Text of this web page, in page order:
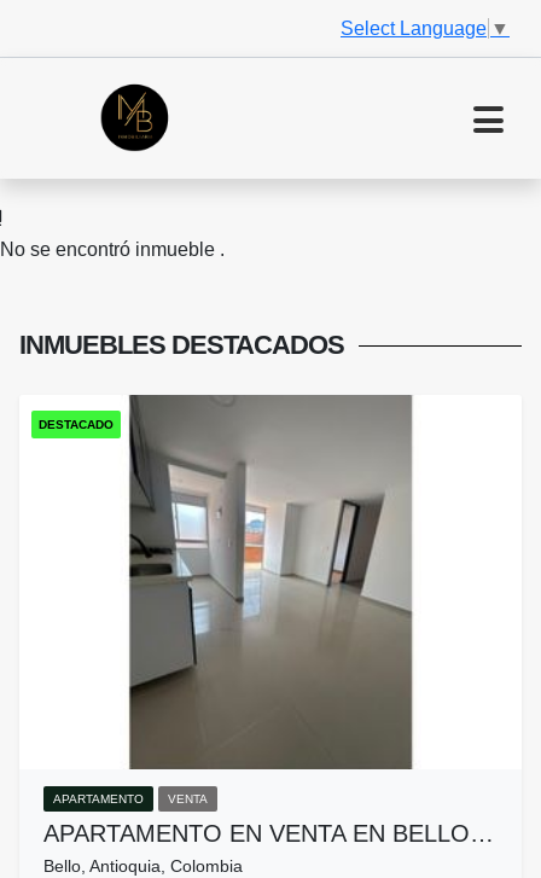
Select Language ▼
No se encontró inmueble .
INMUEBLES DESTACADOS
DESTACADO
APARTAMENTO VENTA
APARTAMENTO EN VENTA EN BELLO…
Bello, Antioquia, Colombia